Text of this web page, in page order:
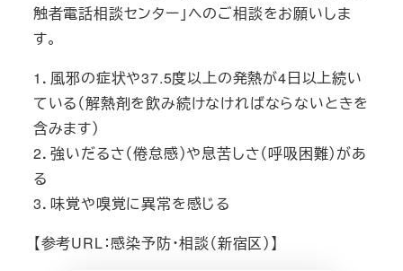
触者電話相談センター」へのご相談をお願いしま
す。
1．風邪の症状や37.5度以上の発熱が4日以上続い
ている（解熱剤を飲み続けなければならないときを
含みます）
2．強いだるさ（倦怠感）や息苦しさ（呼吸困難）があ
る
3．味覚や嗅覚に異常を感じる
【参考URL：感染予防・相談（新宿区）】